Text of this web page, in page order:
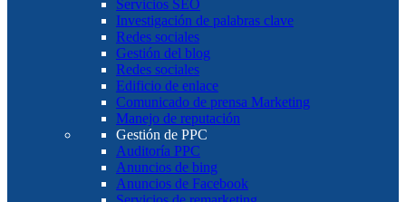
Servicios SEO
Investigación de palabras clave
Redes sociales
Gestión del blog
Redes sociales
Edificio de enlace
Comunicado de prensa Marketing
Manejo de reputación
Gestión de PPC
Auditoría PPC
Anuncios de bing
Anuncios de Facebook